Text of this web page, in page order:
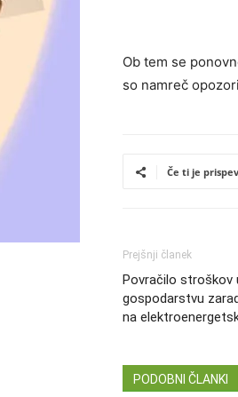
Ob tem se
so namreč
Če ti je
Prejšnji članek
Povračilo stroškov
gospodarstvu
na
PODOBNI ČLANKI